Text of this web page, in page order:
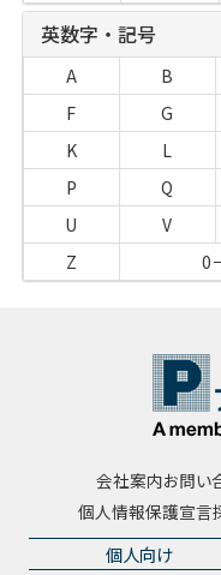
英数字・記号
A B
F
G
K
L
P
Q
U
V
Z
0
会社案内お問い
個人情報保護宣言
個人向け